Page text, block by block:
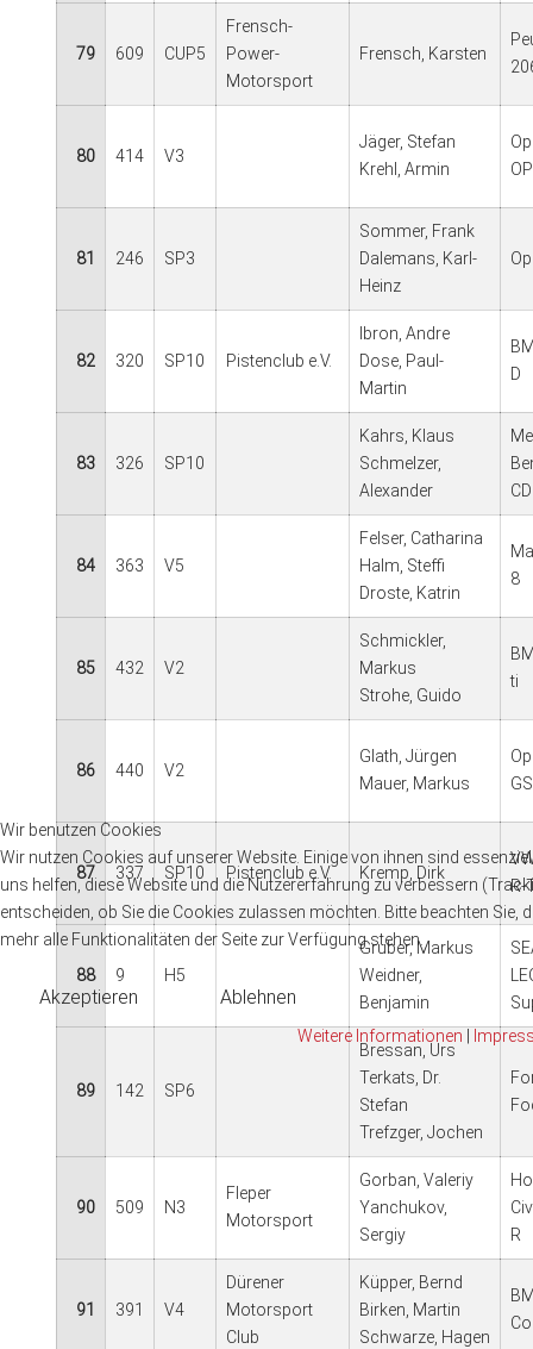
79 609 CUP5
Frensch-
Power-
Motorsport
Frensch, Karsten
80 414 V3
Jäger, Stefan
Krehl, Armin
81 246 SP3
Sommer, Frank
Dalemans, Karl-
Heinz
82 320 SP10 Pistenclub e.V.
Ibron, Andre
Dose, Paul-
Martin
D
83 326 SP10
Kahrs, Klaus
Schmelzer,
Alexander
84 363 V5
Felser, Catharina
Halm, Steffi
Droste, Katrin
8
85 432 V2
Schmickler,
Markus
Strohe, Guido
ti
86 440 V2
Glath, Jürgen
Mauer, Markus
87 337 SP10 Pistenclub e.V. Kremp, Dirk
R-
88 9 H5
Gruber, Markus
Weidner,
Benjamin
89 142 SP6
Bressan, Urs
Terkats, Dr.
Stefan
Trefzger, Jochen
90 509 N3
Fleper
Motorsport
Gorban, Valeriy
Yanchukov,
Sergiy
R
91 391 V4
Dürener
Motorsport
Club
Küpper, Bernd
Birken, Martin
Schwarze, Hagen
Wir benutzen Cookies
Wir nutzen Cookies auf unserer Website. Einige von ihnen sind
uns helfen, diese Website und die Nutzererfahrung zu verbessern
entscheiden, ob Sie die Cookies zulassen möchten. Bitte beachten
mehr alle Funktionalitäten der Seite zur Verfügung stehen.
Akzeptieren Ablehnen
Weitere Informationen